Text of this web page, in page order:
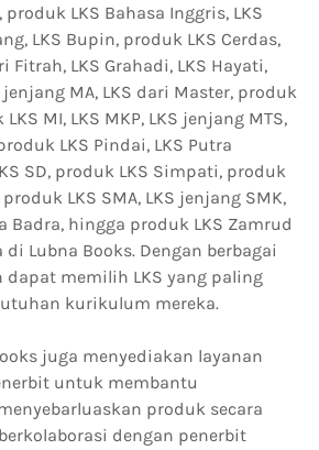
produk LKS Bahasa Inggris, LKS
LKS Bupin, produk LKS Cerdas,
Fitrah, LKS Grahadi, LKS Hayati,
jenjang MA, LKS dari Master, produk
MI, LKS MKP, LKS jenjang MTS,
LKS Pindai, LKS Putra
SD, produk LKS Simpati, produk
LKS SMA, LKS jenjang SMK,
Badra, hingga produk LKS Zamrud
Lubna Books. Dengan berbagai
memilih LKS yang paling
kurikulum mereka.
juga menyediakan layanan
untuk membantu
produk secara
dengan penerbit